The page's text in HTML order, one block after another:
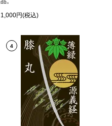
1,000円(税込)
4